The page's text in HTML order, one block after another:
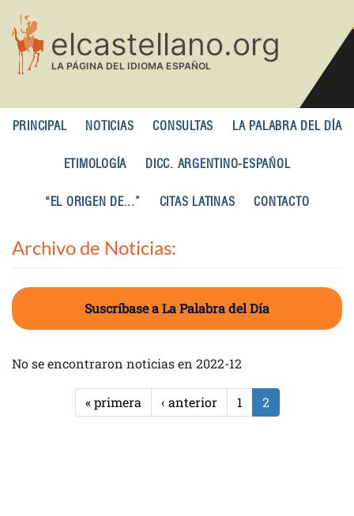
contenido
principal
PRINCIPAL NOTICIAS CONSULTAS LA PALABRA DEL DÍA
ETIMOLOGÍA DICC. ARGENTINO-ESPAÑOL
“EL ORIGEN DE...” CITAS LATINAS CONTACTO
Archivo de Noticias:
Suscríbase a La Palabra del Día
No se encontraron noticias en 2022-12
« primera ‹ anterior 1 2